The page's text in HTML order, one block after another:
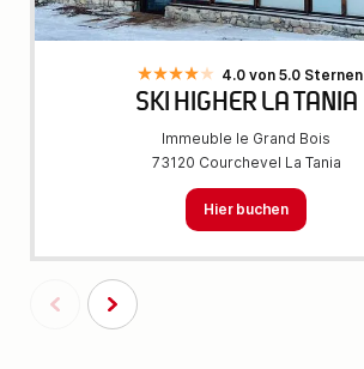
4.0 von 5.0 Sternen
SKI HIGHER LA TANIA
Immeuble le Grand Bois
73120 Courchevel La Tania
Hier buchen